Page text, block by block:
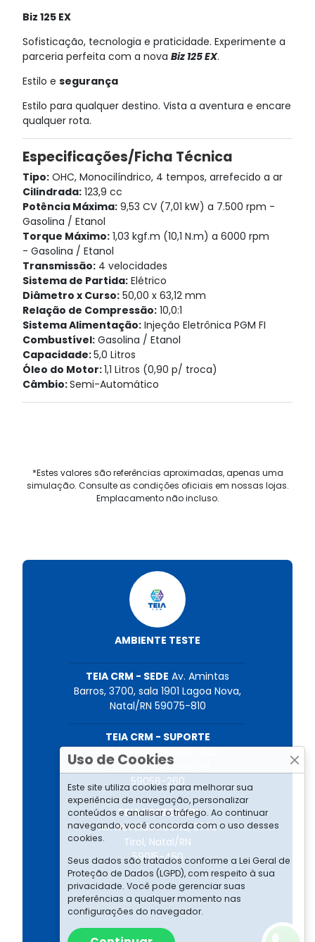
Biz 125 EX
Sofisticação, tecnologia e praticidade. Experimente a
parceria perfeita com a nova Biz 125 EX.
Estilo e segurança
Estilo para qualquer destino. Vista a aventura e encare
qualquer rota.
Especificações/Ficha Técnica
Tipo: OHC, Monocilíndrico, 4 tempos, arrefecido a ar
Cilindrada: 123,9 cc
Potência Máxima: 9,53 CV (7,01 kW) a 7.500 rpm -
Gasolina / Etanol
Torque Máximo: 1,03 kgf.m (10,1 N.m) a 6000 rpm
- Gasolina / Etanol
Transmissão: 4 velocidades
Sistema de Partida: Elétrico
Diâmetro x Curso: 50,00 x 63,12 mm
Relação de Compressão: 10,0:1
Sistema Alimentação: Injeção Eletrônica PGM FI
Combustível: Gasolina / Etanol
Capacidade:5,0 Litros
Óleo do Motor:1,1 Litros (0,90 p/ troca)
Câmbio:Semi-Automático
*Estes valores são referências aproximadas, apenas uma
simulação. Consulte as condições oficiais em nossas lojas.
Emplacamento não incluso.
AMBIENTE TESTE
TEIA CRM - SEDE Av. Amintas
Barros, 3700, sala 1901 Lagoa Nova,
Natal/RN 59075-810
TEIA CRM - SUPORTE
Rua Almeida Barreto, 432
Lagoa Nova, Natal/RN
59056-260
TEIA TESTES API
Av. Nevaldo Rocha, 3775
Tirol, Natal/RN
59015-450
Uso de Cookies
Este site utiliza cookies para melhorar sua
experiência de navegação, personalizar
conteúdos e analisar o tráfego. Ao continuar
navegando, você concorda com o uso desses
cookies.
Seus dados são tratados conforme a Lei Geral de
Proteção de Dados (LGPD), com respeito à sua
privacidade. Você pode gerenciar suas
preferências a qualquer momento nas
configurações do navegador.